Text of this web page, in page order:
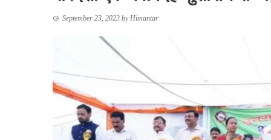
September 23, 2023 byHimantar